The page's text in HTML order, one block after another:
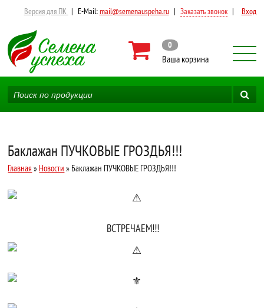
Версия для ПК | E-Mail:mail@semenauspeha.ru | Заказать звонок | Вход
0
Ваша корзина
Баклажан ПУЧКОВЫЕ ГРОЗДЬЯ!!!
Главная » Новости » Баклажан ПУЧКОВЫЕ ГРОЗДЬЯ!!!
ВСТРЕЧАЕМ!!!